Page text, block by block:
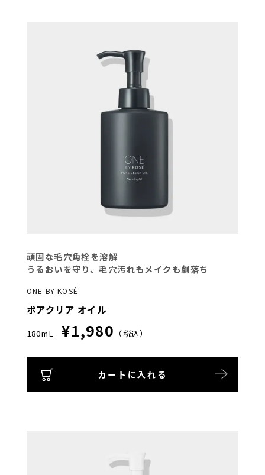
頑固な毛穴角栓を溶解
うるおいを守り、毛穴汚れもメイクも劇落ち
ONE BY KOSÉ
ポアクリア オイル
180mL ¥1,980 （税込）
カートに入れる